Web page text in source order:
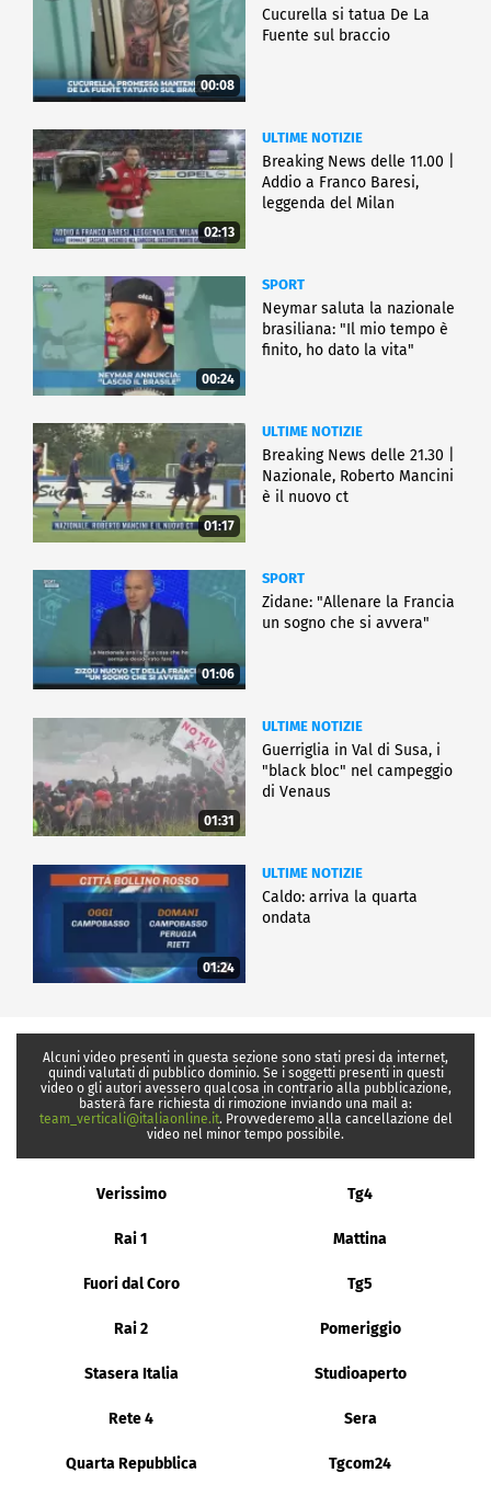
00:08
Cucurella si tatua De La
Fuente sul braccio
02:13
ULTIME NOTIZIE
Breaking News delle 11.00 |
Addio a Franco Baresi,
leggenda del Milan
00:24
SPORT
Neymar saluta la nazionale
brasiliana: "Il mio tempo è
finito, ho dato la vita"
01:17
ULTIME NOTIZIE
Breaking News delle 21.30 |
Nazionale, Roberto Mancini
è il nuovo ct
01:06
SPORT
Zidane: "Allenare la Francia
un sogno che si avvera"
01:31
ULTIME NOTIZIE
Guerriglia in Val di Susa, i
"black bloc" nel campeggio
di Venaus
01:24
ULTIME NOTIZIE
Caldo: arriva la quarta
ondata
Alcuni video presenti in questa sezione sono stati presi da internet,
quindi valutati di pubblico dominio. Se i soggetti presenti in questi
video o gli autori avessero qualcosa in contrario alla pubblicazione,
basterà fare richiesta di rimozione inviando una mail a:
team_verticali@italiaonline.it. Provvederemo alla cancellazione del
video nel minor tempo possibile.
Verissimo Tg4
Rai 1 Mattina
Fuori dal Coro Tg5
Rai 2 Pomeriggio
Stasera Italia Studioaperto
Rete 4 Sera
Quarta Repubblica Tgcom24